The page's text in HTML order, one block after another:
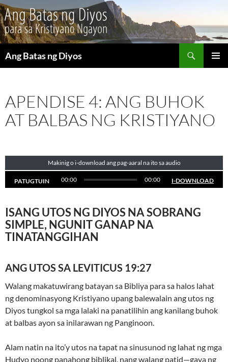
Ang Batas ng Diyos
APENDISE 4: ANG BUHOK
AT BALBAS NG KRISTIYANO
Makinig o i-download ang pag-aaral na ito sa audio
PATUGTUIN 00:00 00:00 I-DOWNLOAD
ISANG UTOS NG DIYOS NA SOBRANG
SIMPLE, NGUNIT GANAP NA
TINATANGGIHAN
ANG UTOS SA LEVITICUS 19:27
Walang makatuwirang batayan sa Bibliya para sa halos lahat
ng denominasyong Kristiyano upang balewalain ang utos ng
Diyos tungkol sa mga lalaki na panatilihin ang kanilang buhok
at balbas ayon sa inilarawan ng Panginoon.
Alam natin na ito’y utos na tapat na sinusunod ng lahat ng mga
Hudyo noong panahong biblikal, nang walang patid—gaya ng